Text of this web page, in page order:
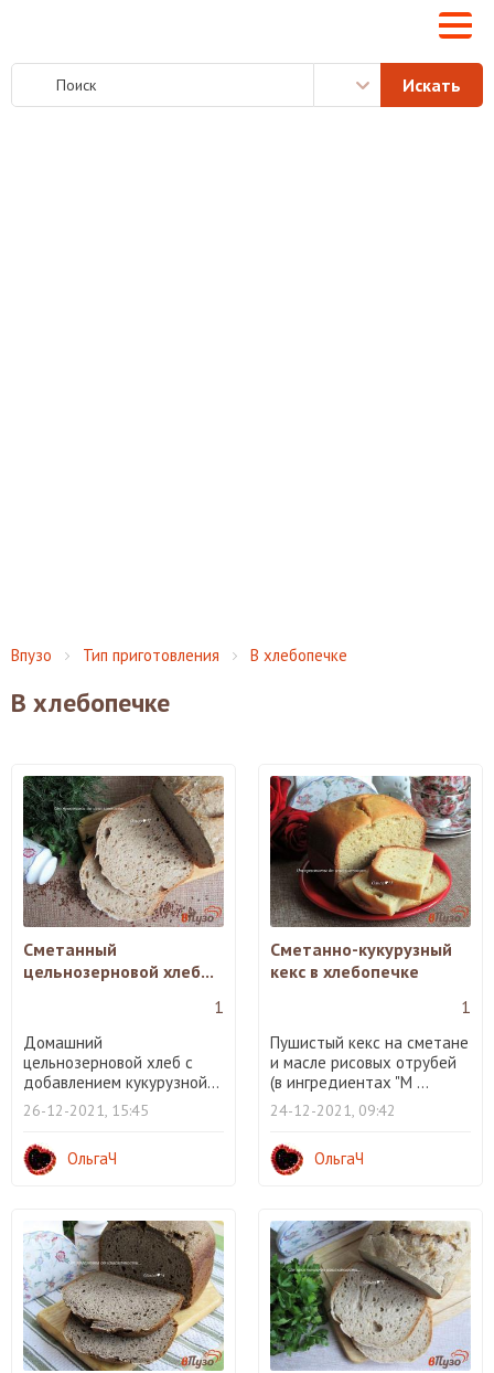
Впузо Тип приготовления В хлебопечке
В хлебопечке
Сметанный
цельнозерновой хлеб...
1
Домашний
цельнозерновой хлеб с
добавлением кукурузной...
26-12-2021, 15:45
ОльгаЧ
Сметанно-кукурузный
кекс в хлебопечке
1
Пушистый кекс на сметане
и масле рисовых отрубей
(в ингредиентах "М ...
24-12-2021, 09:42
ОльгаЧ